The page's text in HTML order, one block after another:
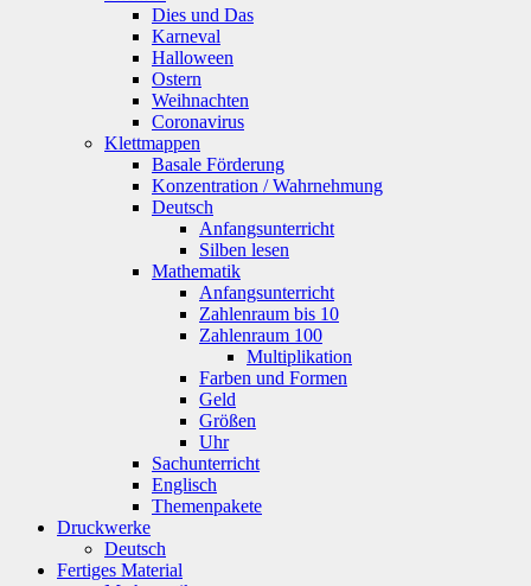
Dies und Das
Karneval
Halloween
Ostern
Weihnachten
Coronavirus
Klettmappen
Basale Förderung
Konzentration / Wahrnehmung
Deutsch
Anfangsunterricht
Silben lesen
Mathematik
Anfangsunterricht
Zahlenraum bis 10
Zahlenraum 100
Multiplikation
Farben und Formen
Geld
Größen
Uhr
Sachunterricht
Englisch
Themenpakete
Druckwerke
Deutsch
Fertiges Material